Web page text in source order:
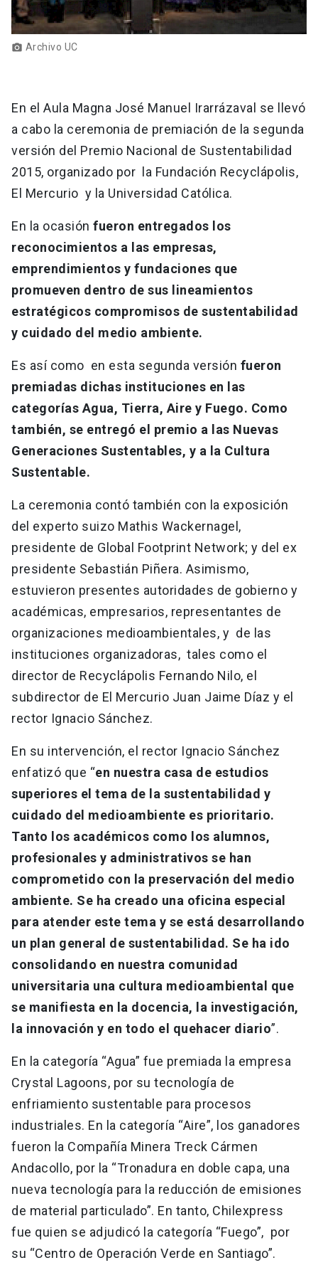
photo_camera Archivo UC
En el Aula Magna José Manuel Irarrázaval se llevó
a cabo la ceremonia de premiación de la segunda
versión del Premio Nacional de Sustentabilidad
2015, organizado por la Fundación Recyclápolis,
El Mercurio y la Universidad Católica.
En la ocasión fueron entregados los
reconocimientos a las empresas,
emprendimientos y fundaciones que
promueven dentro de sus lineamientos
estratégicos compromisos de sustentabilidad
y cuidado del medio ambiente.
Es así como en esta segunda versión fueron
premiadas dichas instituciones en las
categorías Agua, Tierra, Aire y Fuego. Como
también, se entregó el premio a las Nuevas
Generaciones Sustentables, y a la Cultura
Sustentable.
La ceremonia contó también con la exposición
del experto suizo Mathis Wackernagel,
presidente de Global Footprint Network; y del ex
presidente Sebastián Piñera. Asimismo,
estuvieron presentes autoridades de gobierno y
académicas, empresarios, representantes de
organizaciones medioambientales, y de las
instituciones organizadoras, tales como el
director de Recyclápolis Fernando Nilo, el
subdirector de El Mercurio Juan Jaime Díaz y el
rector Ignacio Sánchez.
En su intervención, el rector Ignacio Sánchez
enfatizó que “en nuestra casa de estudios
superiores el tema de la sustentabilidad y
cuidado del medioambiente es prioritario.
Tanto los académicos como los alumnos,
profesionales y administrativos se han
comprometido con la preservación del medio
ambiente. Se ha creado una oficina especial
para atender este tema y se está desarrollando
un plan general de sustentabilidad. Se ha ido
consolidando en nuestra comunidad
universitaria una cultura medioambiental que
se manifiesta en la docencia, la investigación,
la innovación y en todo el quehacer diario”.
En la categoría “Agua” fue premiada la empresa
Crystal Lagoons, por su tecnología de
enfriamiento sustentable para procesos
industriales. En la categoría “Aire”, los ganadores
fueron la Compañía Minera Treck Cármen
Andacollo, por la “Tronadura en doble capa, una
nueva tecnología para la reducción de emisiones
de material particulado”. En tanto, Chilexpress
fue quien se adjudicó la categoría “Fuego”, por
su “Centro de Operación Verde en Santiago”.